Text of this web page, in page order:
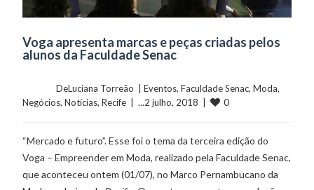
Voga apresenta marcas e peças criadas pelos
alunos da Faculdade Senac
	    	DeLuciana Torreão  |
Eventos, Faculdade Senac, Moda
Negócios, Notícias, Recife
  |  ...2 julho, 2018  |
0
“Mercado e futuro”. Esse foi o tema da terceira edição do
Voga – Empreender em Moda, realizado pela Faculdade Senac,
que aconteceu ontem (01/07), no Marco Pernambucano da